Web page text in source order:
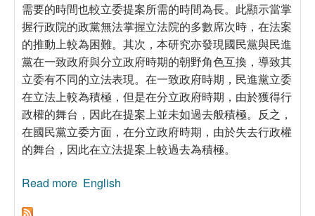
需要的時間也較立委提案所需的時間為長。此顯示當掌
握行政院的政黨無法掌握立法院的多數席次時，在法案
的推動上較為困難。其次，本研究亦發現國民黨與民進
黨在一致政府與分立政府時期的朝野角色互換，導致其
立委有不同的立法表現。在一致政府時期，民進黨立委
在立法上較為積極，但是在分立政府時期，由於獲得行
政權的舞台，因此在提案上並未如過去般積極。反之，
在國民黨立委方面，在分立政府時期，由於失去行政權
的舞台，因此在立法提案上較過去為積極。
Read more about 立法機關與行政機關在立法過程中的影響
English